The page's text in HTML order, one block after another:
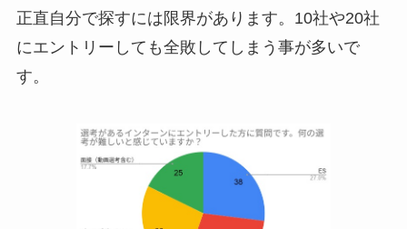
正直自分で探すには限界があります。10社や20社
にエントリーしても全敗してしまう事が多いで
す。